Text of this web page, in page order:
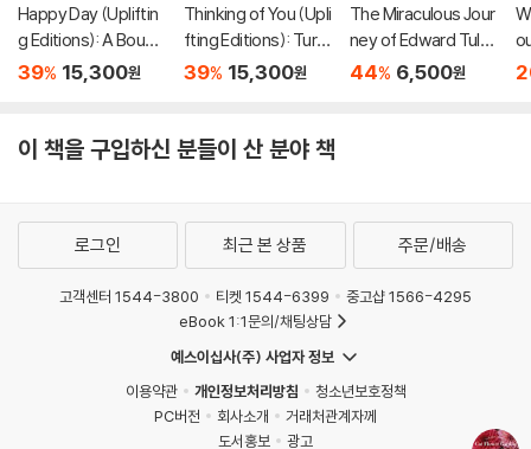
Happy Day (Upliftin
g Editions): A Bouqu
et in a Book (부케북 /
39% 15,300원
Thinking of You (Upli
fting Editions): Turn
This Book Into a Bou
39% 15,300원
The Miraculous Jour
ney of Edward Tulan
e
44% 6,500원
이 책을 구입하신 분들이 산 분야 책
로그인 최근 본 상품 주문/배송
고객센터 1544-3800 티켓 1544-6399
중고샵 1566-4295
eBook 1:1문의/채팅상담
예스이십사(주) 사업자 정보
이용약관
개인정보처리방침
청소년보호정책
PC버전
회사소개
거래처관계자께
도서홍보
광고